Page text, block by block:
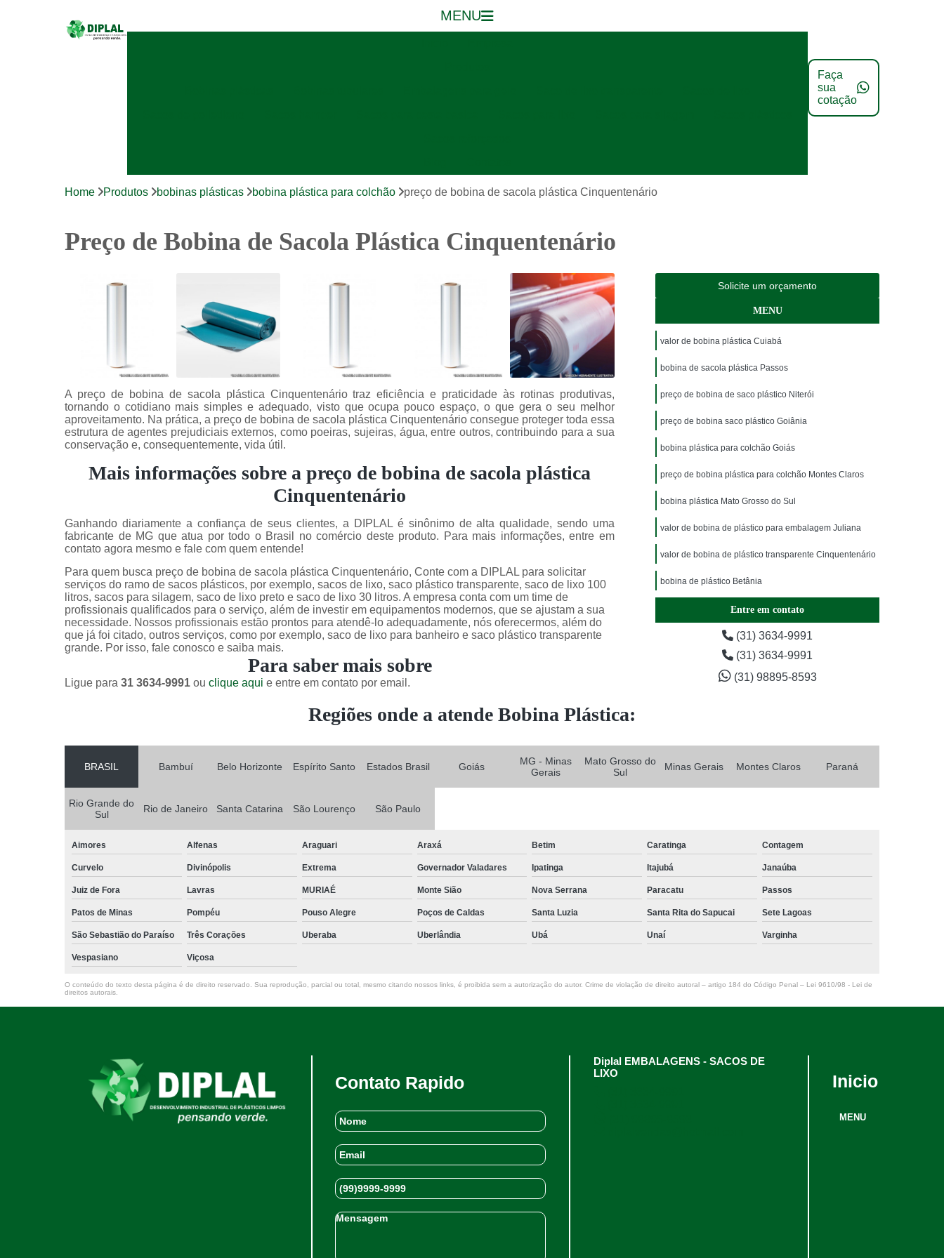
MENU
Faça
sua
cotação
Home Produtos bobinas plásticas bobina plástica para colchão preço de bobina de sacola plástica Cinquentenário
Preço de Bobina de Sacola Plástica Cinquentenário
A preço de bobina de sacola plástica Cinquentenário traz eficiência e praticidade às rotinas produtivas,
tornando o cotidiano mais simples e adequado, visto que ocupa pouco espaço, o que gera o seu melhor
aproveitamento. Na prática, a preço de bobina de sacola plástica Cinquentenário consegue proteger toda essa
estrutura de agentes prejudiciais externos, como poeiras, sujeiras, água, entre outros, contribuindo para a sua
conservação e, consequentemente, vida útil.
Mais informações sobre a preço de bobina de sacola plástica
Cinquentenário
Ganhando diariamente a confiança de seus clientes, a DIPLAL é sinônimo de alta qualidade, sendo uma
fabricante de MG que atua por todo o Brasil no comércio deste produto. Para mais informações, entre em
contato agora mesmo e fale com quem entende!
Para quem busca preço de bobina de sacola plástica Cinquentenário, Conte com a DIPLAL para solicitar
serviços do ramo de sacos plásticos, por exemplo, sacos de lixo, saco plástico transparente, saco de lixo 100
litros, sacos para silagem, saco de lixo preto e saco de lixo 30 litros. A empresa conta com um time de
profissionais qualificados para o serviço, além de investir em equipamentos modernos, que se ajustam a sua
necessidade. Nossos profissionais estão prontos para atendê-lo adequadamente, nós oferecermos, além do
que já foi citado, outros serviços, como por exemplo, saco de lixo para banheiro e saco plástico transparente
grande. Por isso, fale conosco e saiba mais.
Para saber mais sobre
Ligue para 31 3634-9991 ou clique aqui e entre em contato por email.
Solicite um orçamento
MENU
valor de bobina plástica Cuiabá
bobina de sacola plástica Passos
preço de bobina de saco plástico Niterói
preço de bobina saco plástico Goiânia
bobina plástica para colchão Goiás
preço de bobina plástica para colchão Montes Claros
bobina plástica Mato Grosso do Sul
valor de bobina de plástico para embalagem Juliana
valor de bobina de plástico transparente Cinquentenário
bobina de plástico Betânia
Entre em contato
(31) 3634-9991
(31) 3634-9991
(31) 98895-8593
Regiões onde a atende Bobina Plástica:
BRASIL Bambuí Belo Horizonte Espírito Santo Estados Brasil Goiás
MG - Minas
Gerais
Mato Grosso do
Sul
Minas Gerais Montes Claros Paraná
Rio Grande do
Sul
Rio de Janeiro Santa Catarina São Lourenço São Paulo
Aimores Alfenas Araguari Araxá Betim Caratinga Contagem
Curvelo Divinópolis Extrema Governador Valadares Ipatinga Itajubá Janaúba
Juiz de Fora Lavras MURIAÉ Monte Sião Nova Serrana Paracatu Passos
Patos de Minas Pompéu Pouso Alegre Poços de Caldas Santa Luzia Santa Rita do Sapucai Sete Lagoas
São Sebastião do Paraíso Três Corações Uberaba Uberlândia Ubá Unaí Varginha
Vespasiano Viçosa
O conteúdo do texto desta página é de direito reservado. Sua reprodução, parcial ou total, mesmo citando nossos links, é proibida sem a autorização do autor. Crime de violação de direito autoral – artigo 184 do Código Penal – Lei 9610/98 - Lei de
direitos autorais
Contato Rapido
Diplal EMBALAGENS - SACOS DE
LIXO
Inicio
MENU